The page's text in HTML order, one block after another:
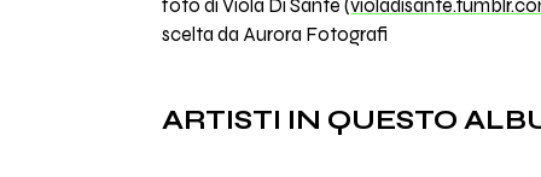
foto di Viola Di Sante (
scelta da Aurora Fotografi
ARTISTI IN QUESTO